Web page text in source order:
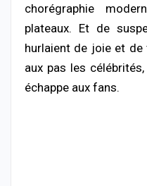
chorégraphie
plateaux. Et de
hurlaient de joie et de
aux pas les
échappe aux fans.